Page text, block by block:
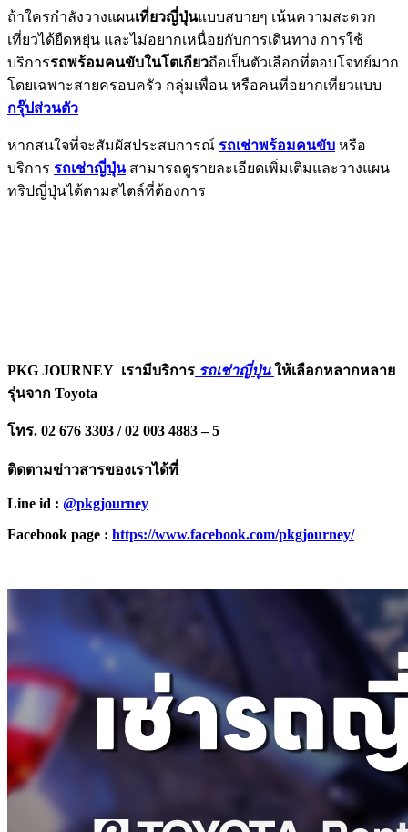
ถ้าใครกำลังวางแผนเที่ยวญี่ปุ่นแบบสบายๆ เน้นความสะดวก
เที่ยวได้ยืดหยุ่น และไม่อยากเหนื่อยกับการเดินทาง การใช้
บริการรถพร้อมคนขับในโตเกียวถือเป็นตัวเลือกที่ตอบโจทย์มาก
โดยเฉพาะสายครอบครัว กลุ่มเพื่อน หรือคนที่อยากเที่ยวแบบ
กรุ๊ปส่วนตัว
หากสนใจที่จะสัมผัสประสบการณ์ รถเช่าพร้อมคนขับ หรือ
บริการ รถเช่าญี่ปุ่น สามารถดูรายละเอียดเพิ่มเติมและวางแผน
ทริปญี่ปุ่นได้ตามสไตล์ที่ต้องการ
PKG JOURNEY เรามีบริการ รถเช่าญี่ปุ่น ให้เลือกหลากหลาย
รุ่นจาก Toyota
โทร. 02 676 3303 / 02 003 4883 – 5
ติดตามข่าวสารของเราได้ที่
Line id : @pkgjourney
Facebook page : https://www.facebook.com/pkgjourney/